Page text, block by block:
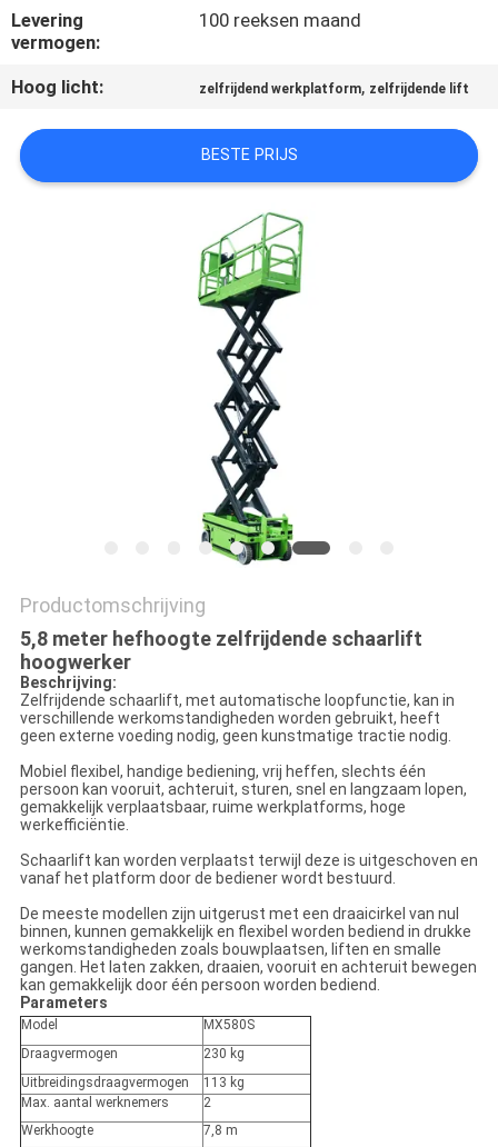
NIEUWS
VRAAG
OFFERTE
PRIVACYBELEID
Levering
vermogen:
100 reeksen maand
Hoog licht: zelfrijdend werkplatform, zelfrijdende lift
BESTE PRIJS
Productomschrijving
5,8 meter hefhoogte zelfrijdende schaarlift
hoogwerker
Beschrijving:
Zelfrijdende schaarlift, met automatische loopfunctie, kan in
verschillende werkomstandigheden worden gebruikt, heeft
geen externe voeding nodig, geen kunstmatige tractie nodig.
Mobiel flexibel, handige bediening, vrij heffen, slechts één
persoon kan vooruit, achteruit, sturen, snel en langzaam lopen,
gemakkelijk verplaatsbaar, ruime werkplatforms, hoge
werkefficiëntie.
Schaarlift kan worden verplaatst terwijl deze is uitgeschoven en
vanaf het platform door de bediener wordt bestuurd.
De meeste modellen zijn uitgerust met een draaicirkel van nul
binnen, kunnen gemakkelijk en flexibel worden bediend in drukke
werkomstandigheden zoals bouwplaatsen, liften en smalle
gangen. Het laten zakken, draaien, vooruit en achteruit bewegen
kan gemakkelijk door één persoon worden bediend.
Parameters
Model
MX580S
Draagvermogen
230 kg
Uitbreidingsdraagvermogen
113 kg
Max. aantal werknemers
2
Werkhoogte
7,8 m